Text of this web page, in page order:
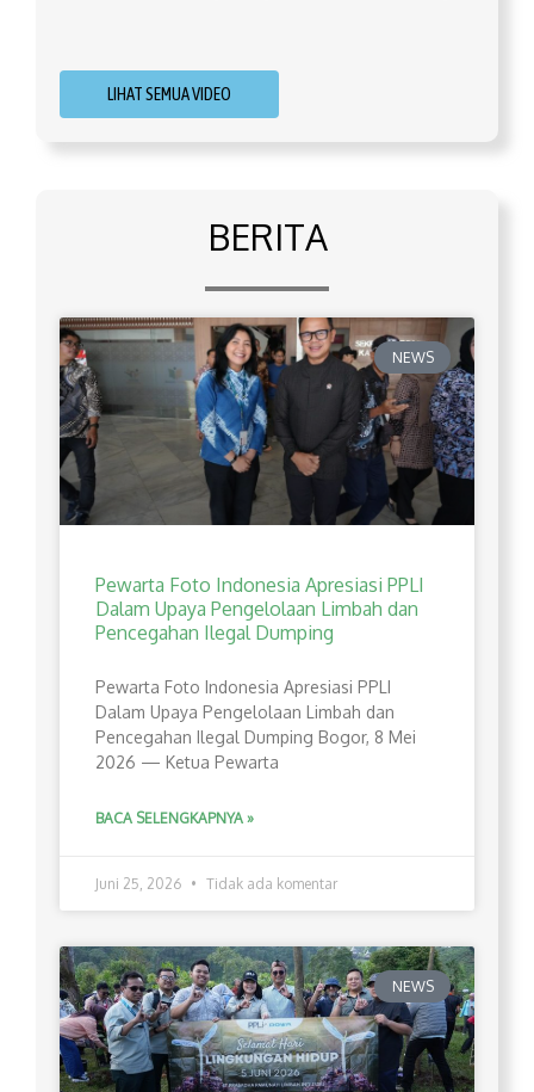
LIHAT SEMUA VIDEO
BERITA
NEWS
Pewarta Foto Indonesia Apresiasi PPLI
Dalam Upaya Pengelolaan Limbah dan
Pencegahan Ilegal Dumping
Pewarta Foto Indonesia Apresiasi PPLI
Dalam Upaya Pengelolaan Limbah dan
Pencegahan Ilegal Dumping Bogor, 8 Mei
2026 — Ketua Pewarta
BACA SELENGKAPNYA »
Juni 25, 2026 Tidak ada komentar
NEWS